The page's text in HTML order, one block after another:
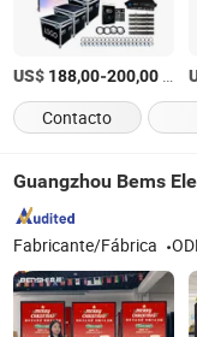
US$ 188,00-200,00
Contacto
Guangzhou Bems
Fabricante/Fábrica